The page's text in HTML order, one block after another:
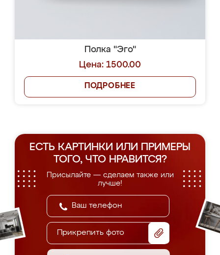
Полка "Эго"
Цена: 1500.00
ПОДРОБНЕЕ
ЕСТЬ КАРТИНКИ ИЛИ ПРИМЕРЫ
ТОГО, ЧТО НРАВИТСЯ?
Присылайте — сделаем также или
лучше!
Прикрепить фото